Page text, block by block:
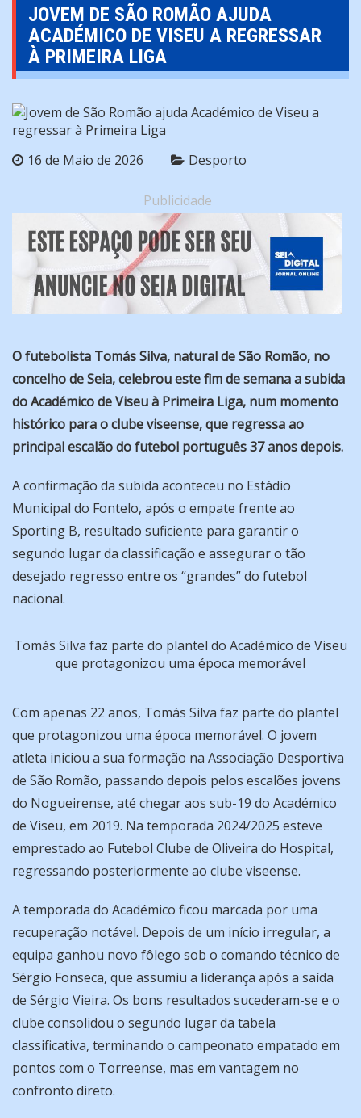
JOVEM DE SÃO ROMÃO AJUDA
ACADÉMICO DE VISEU A REGRESSAR
À PRIMEIRA LIGA
16 de Maio de 2026 Desporto
Publicidade
O futebolista Tomás Silva, natural de São Romão, no
concelho de Seia, celebrou este fim de semana a subida
do Académico de Viseu à Primeira Liga, num momento
histórico para o clube viseense, que regressa ao
principal escalão do futebol português 37 anos depois.
A confirmação da subida aconteceu no Estádio
Municipal do Fontelo, após o empate frente ao
Sporting B, resultado suficiente para garantir o
segundo lugar da classificação e assegurar o tão
desejado regresso entre os “grandes” do futebol
nacional.
Tomás Silva faz parte do plantel do Académico de Viseu
que protagonizou uma época memorável
Com apenas 22 anos, Tomás Silva faz parte do plantel
que protagonizou uma época memorável. O jovem
atleta iniciou a sua formação na Associação Desportiva
de São Romão, passando depois pelos escalões jovens
do Nogueirense, até chegar aos sub-19 do Académico
de Viseu, em 2019. Na temporada 2024/2025 esteve
emprestado ao Futebol Clube de Oliveira do Hospital,
regressando posteriormente ao clube viseense.
A temporada do Académico ficou marcada por uma
recuperação notável. Depois de um início irregular, a
equipa ganhou novo fôlego sob o comando técnico de
Sérgio Fonseca, que assumiu a liderança após a saída
de Sérgio Vieira. Os bons resultados sucederam-se e o
clube consolidou o segundo lugar da tabela
classificativa, terminando o campeonato empatado em
pontos com o Torreense, mas em vantagem no
confronto direto.